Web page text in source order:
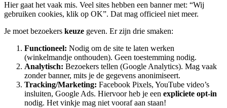
Hier gaat het vaak mis. Veel sites hebben een banner met: “Wij
gebruiken cookies, klik op OK”. Dat mag officieel niet meer.
Je moet bezoekers keuze geven. Er zijn drie smaken:
Functioneel: Nodig om de site te laten werken
(winkelmandje onthouden). Geen toestemming nodig.
Analytisch: Bezoekers tellen (Google Analytics). Mag vaak
zonder banner, mits je de gegevens anonimiseert.
Tracking/Marketing: Facebook Pixels, YouTube video’s
insluiten, Google Ads. Hiervoor heb je een expliciete opt-in
nodig. Het vinkje mag niet vooraf aan staan!